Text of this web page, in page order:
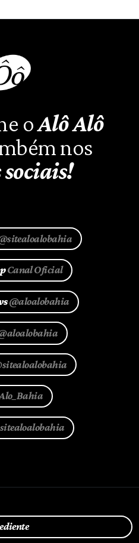
oAlô Alô
nos
Canal Oficial
@aloalobahia
sitealoalobahia